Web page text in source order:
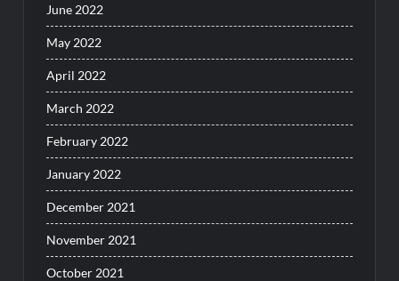
June 2022
May 2022
April 2022
March 2022
February 2022
January 2022
December 2021
November 2021
October 2021